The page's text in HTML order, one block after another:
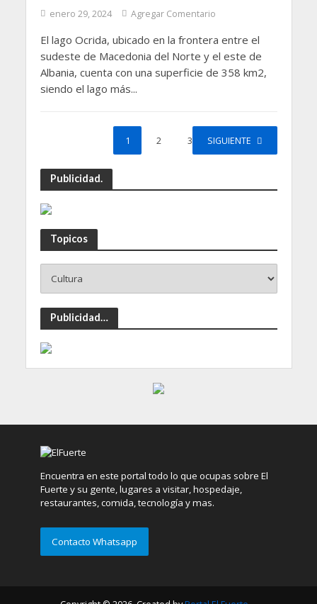
enero 29, 2024 Agregar Comentario
El lago Ocrida, ubicado en la frontera entre el
sudeste de Macedonia del Norte y el este de
Albania, cuenta con una superficie de 358 km2,
siendo el lago más...
1 2 3 SIGUIENTE
Publicidad.
Topicos
Publicidad…
Encuentra en este portal todo lo que ocupas sobre El
Fuerte y su gente, lugares a visitar, hospedaje,
restaurantes, comida, tecnología y mas.
Contacto Whatsapp